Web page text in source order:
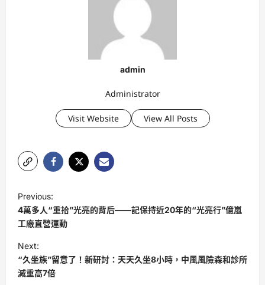
admin
Administrator
Visit Website View All Posts
o
s
t
n
a
Previous:
4萬多人“重拾”光亮的背后——記保持近20年的“光亮行”億嵐
工廠直營運動
Next:
“久坐族”留意了！新研討：天天久坐8小時，中風風險森和診所
減重高7倍